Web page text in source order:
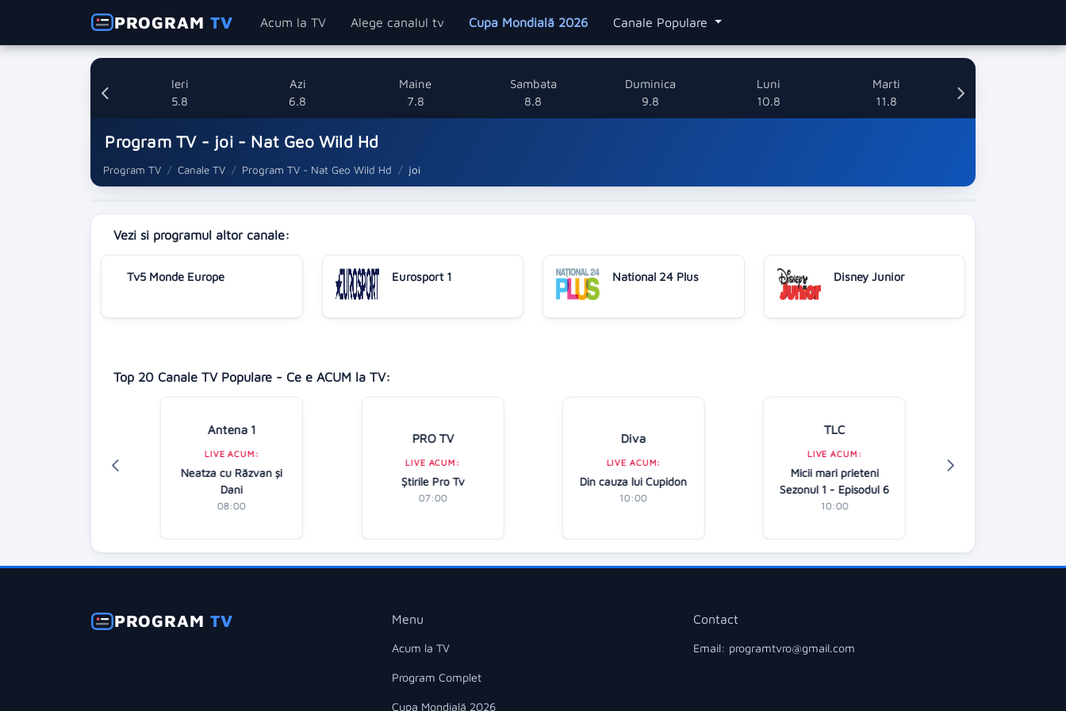
PROGRAMTV Acum la TV Alege canalul tv Cupa Mondială 2026 Canale Populare
Ieri
5.8
Azi
6.8
Maine
7.8
Sambata
8.8
Duminica
9.8
Luni
10.8
Marti
11.8
Program TV - joi - Nat Geo Wild Hd
Program TV Canale TV Program TV - Nat Geo Wild Hd joi
Vezi si programul altor canale:
Tv5 Monde Europe Eurosport 1 National 24 Plus Disney Junior
Top 20 Canale TV Populare - Ce e ACUM la TV:
Antena 1
LIVE ACUM:
Neatza cu Răzvan şi
Dani
08:00
PRO TV
LIVE ACUM:
Ştirile Pro Tv
07:00
Diva
LIVE ACUM:
Din cauza lui Cupidon
10:00
TLC
LIVE ACUM:
Micii mari prieteni
Sezonul 1 - Episodul 6
10:00
PROGRAMTV Menu
Acum la TV
Program Complet
Cupa Mondială 2026
Contact
Email: programtvro@gmail.com